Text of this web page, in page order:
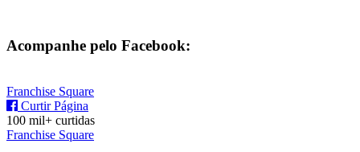
Acompanhe pelo Facebook:
Franchise Square
Curtir Página
100 mil+ curtidas
Franchise Square